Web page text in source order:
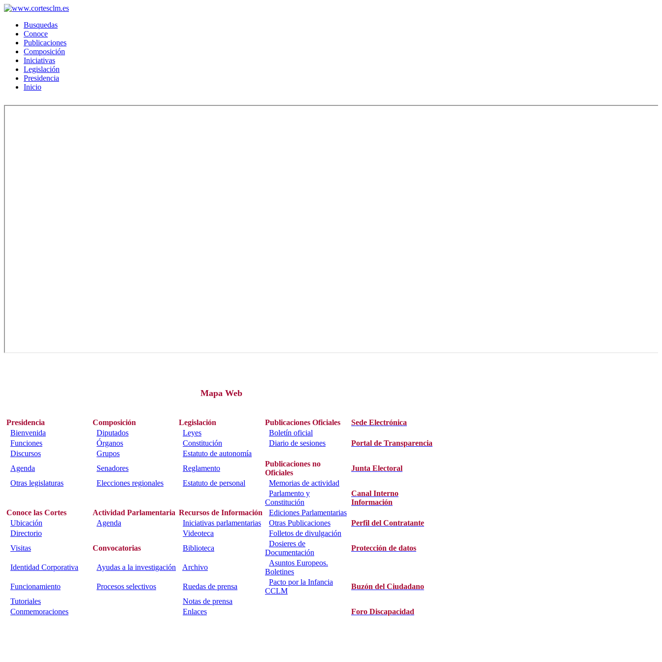
Busquedas
Conoce
Publicaciones
Composición
Iniciativas
Legislación
Presidencia
Inicio
Mapa Web
Presidencia Composición Legislación Publicaciones Oficiales
Sede Electrónica
Bienvenida
Diputados Leyes
Boletín oficial
Funciones
Órganos Constitución Diario de sesiones
Portal de Transparencia
Discursos
Grupos
Estatuto de autonomía
Agenda
Senadores Reglamento
Publicaciones no
Oficiales
Junta Electoral
Otras legislaturas
Elecciones regionales Estatuto de personal
Memorias de actividad
Parlamento y
Constitución
Canal Interno
Información
Conoce las Cortes
Actividad Parlamentaria Recursos de Información
Ediciones Parlamentarias
Ubicación
Agenda Iniciativas parlamentarias Otras Publicaciones
Perfil del Contratante
Directorio
Videoteca
Folletos de divulgación
Visitas
Convocatorias Biblioteca
Dosieres de
Documentación
Protección de datos
Identidad Corporativa Ayudas a la investigación Archivo
Asuntos Europeos.
Boletines
Funcionamiento
Procesos selectivos Ruedas de prensa
Pacto por la Infancia
CCLM
Buzón del Ciudadano
Tutoriales
Notas de prensa
Conmemoraciones
Enlaces Foro Discapacidad